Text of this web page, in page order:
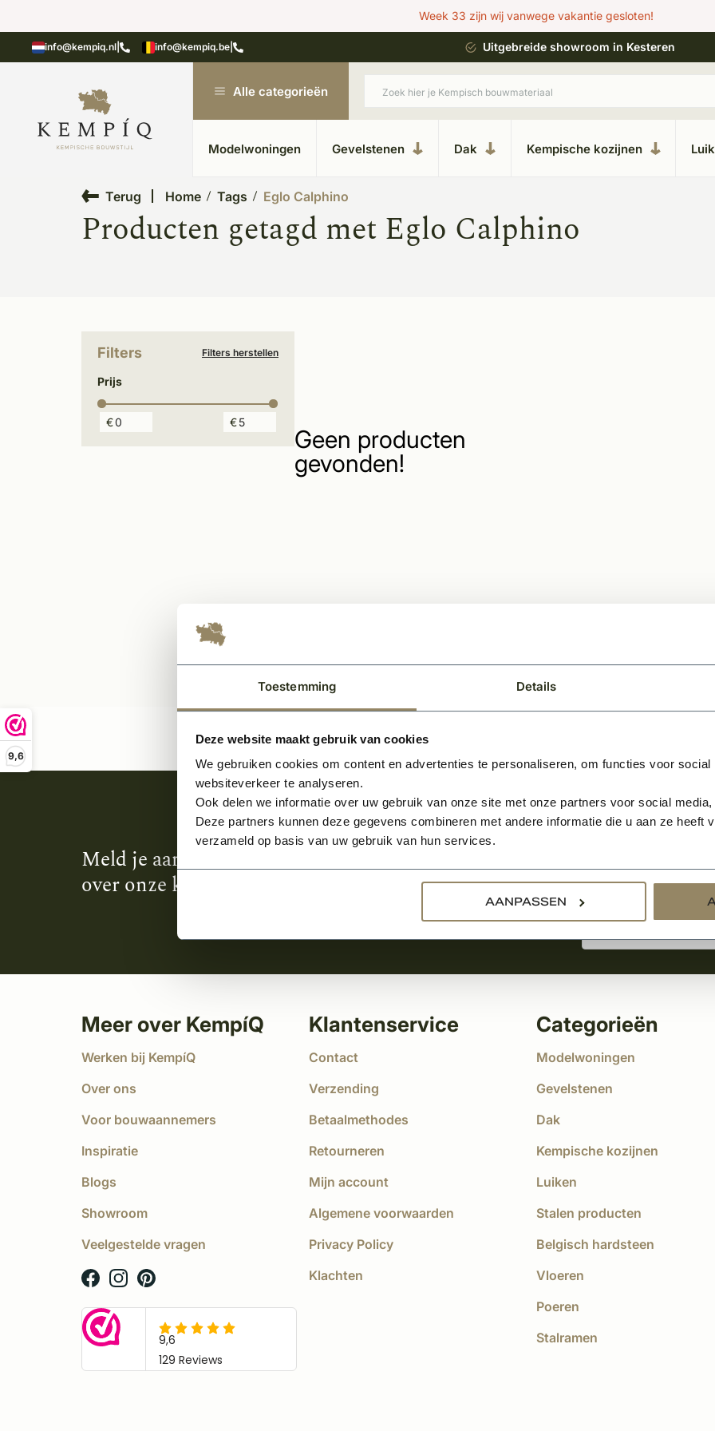
Toestemming Details
Deze website maakt gebruik van cookies
We gebruiken cookies om content en advertenties te personaliseren, om functies voor
websiteverkeer te analyseren.
Ook delen we informatie over uw gebruik van onze site met onze partners voor social
Deze partners kunnen deze gegevens combineren met andere informatie die u aan ze heeft
verzameld op basis van uw gebruik van hun services.
AANPASSEN
9,6
Week 33 zijn wij vanwege vakantie gesloten!
info@kempiq.nl info@kempiq.be
in kempische bouwstijl Meer dan 20 jaar ervaring Uitgebreide showroom in Kesteren
Alle categorieën
Modelwoningen Gevelstenen Dak Kempische kozijnen
Terug Home Tags Eglo Calphino
Producten getagd met Eglo Calphino
Filters Filters herstellen
Prijs
€ €
Geen producten
gevonden!
Meld je aan en ontvang het laatste nieuws
over onze kempische bouwstijl!
Aanmelden voor de
Meer over KempíQ
Werken bij KempíQ
Over ons
Voor bouwaannemers
Inspiratie
Blogs
Showroom
Veelgestelde vragen
Klantenservice
Contact
Verzending
Betaalmethodes
Retourneren
Mijn account
Algemene voorwaarden
Privacy Policy
Klachten
Categorieën
Modelwoningen
Gevelstenen
Dak
Kempische kozijnen
Luiken
Stalen producten
Belgisch hardsteen
Vloeren
Poeren
Stalramen